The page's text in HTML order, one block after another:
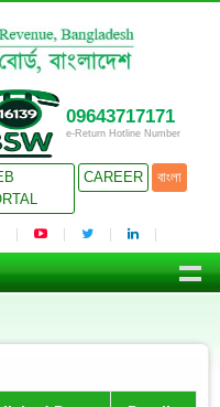
09643717171
e-Return Hotline Number
CAREER বাংলা